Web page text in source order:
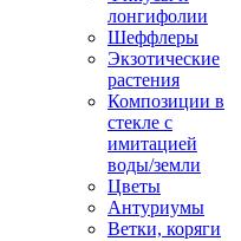
лонгифолии
Шеффлеры
Экзотические
растения
Композиции в
стекле с
имитацией
воды/земли
Цветы
Антуриумы
Ветки, коряги